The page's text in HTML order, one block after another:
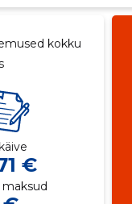
kokku
€